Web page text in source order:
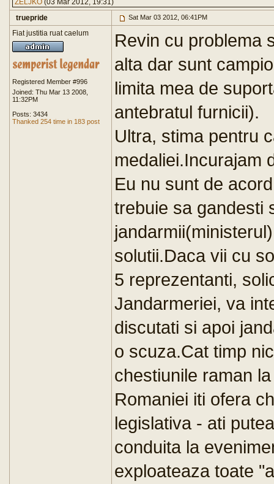
ŽELJKO (03 Mar 2012, 19:31)
truepride
Sat Mar 03 2012, 06:41PM
Fiat justitia ruat caelum
Registered Member #996
Joined: Thu Mar 13 2008,
11:32PM
Posts: 3434
Thanked 254 time in 183 post
Revin cu problema
alta dar sunt
limita mea de
antebratul furnicii).
Ultra, stima pentru
medaliei.Incurajam
Eu nu sunt de
trebuie sa gandesti
solutii.Daca vii cu
5 reprezentanti,
Jandarmeriei, va
discutati si apoi
o scuza.Cat timp
chestiunile raman
Romaniei iti ofera
legislativa - ati
conduita la
exploateaza toate